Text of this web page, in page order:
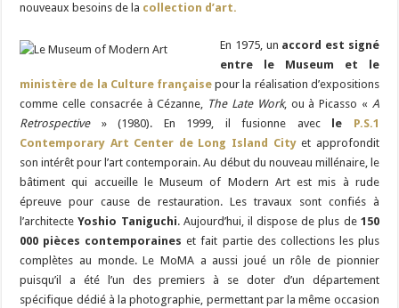
nouveaux besoins de la collection d’art.
En 1975, un accord est signé
entre le Museum et le
ministère de la Culture française pour la réalisation d’expositions
comme celle consacrée à Cézanne, The Late Work, ou à Picasso « A
Retrospective» (1980). En 1999, il fusionne avec le P.S.1
Contemporary Art Center de Long Island Cityet approfondit
son intérêt pour l’art contemporain. Au début du nouveau millénaire, le
bâtiment qui accueille le Museum of Modern Art est mis à rude
épreuve pour cause de restauration. Les travaux sont confiés à
l’architecteYoshio Taniguchi. Aujourd’hui, il dispose de plus de 150
000 pièces contemporaines et fait partie des collections les plus
complètes au monde. Le MoMA a aussi joué un rôle de pionnier
puisqu’il a été l’un des premiers à se doter d’un département
spécifique dédié à la photographie, permettant par la même occasion